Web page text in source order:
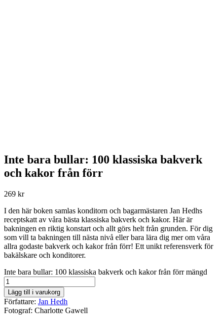
Inte bara bullar: 100 klassiska bakverk
och kakor från förr
269 kr
I den här boken samlas konditorn och bagarmästaren Jan Hedhs
receptskatt av våra bästa klassiska bakverk och kakor. Här är
bakningen en riktig konstart och allt görs helt från grunden. För dig
som vill ta bakningen till nästa nivå eller bara lära dig mer om våra
allra godaste bakverk och kakor från förr! Ett unikt referensverk för
bakälskare och konditorer.
Inte bara bullar: 100 klassiska bakverk och kakor från förr mängd
Lägg till i varukorg
Författare: Jan Hedh
Fotograf: Charlotte Gawell